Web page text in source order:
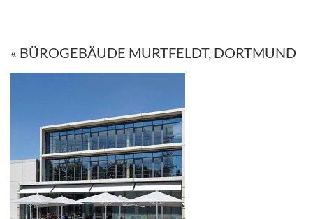
« BÜROGEBÄUDE MURTFELDT, DORTMUND